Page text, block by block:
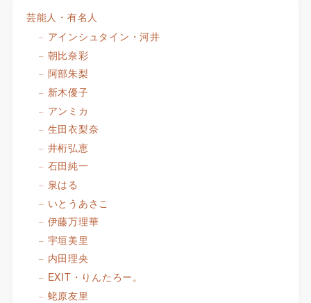
芸能人・有名人
アインシュタイン・河井
朝比奈彩
阿部朱梨
新木優子
アンミカ
生田衣梨奈
井桁弘恵
石田純一
泉はる
いとうあさこ
伊藤万理華
宇垣美里
内田理央
EXIT・りんたろー。
蛯原友里